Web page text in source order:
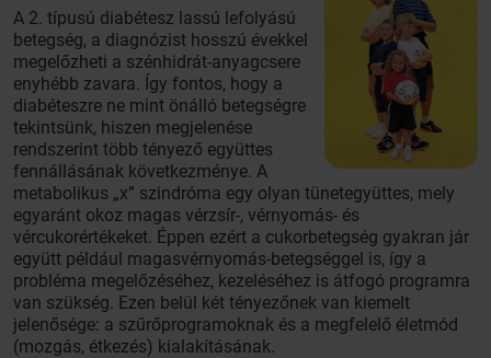
A 2. típusú diabétesz lassú lefolyású
betegség, a diagnózist hosszú évekkel
megelőzheti a szénhidrát-anyagcsere
enyhébb zavara. Így fontos, hogy a
diabéteszre ne mint önálló betegségre
tekintsünk, hiszen megjelenése
rendszerint több tényező együttes
fennállásának következménye. A
metabolikus „x” szindróma egy olyan tünetegyüttes, mely
egyaránt okoz magas vérzsír-, vérnyomás- és
vércukorértékeket. Éppen ezért a cukorbetegség gyakran jár
együtt például magasvérnyomás-betegséggel is, így a
probléma megelőzéséhez, kezeléséhez is átfogó programra
van szükség. Ezen belül két tényezőnek van kiemelt
jelenősége: a szűrőprogramoknak és a megfelelő életmód
(mozgás, étkezés) kialakításának.